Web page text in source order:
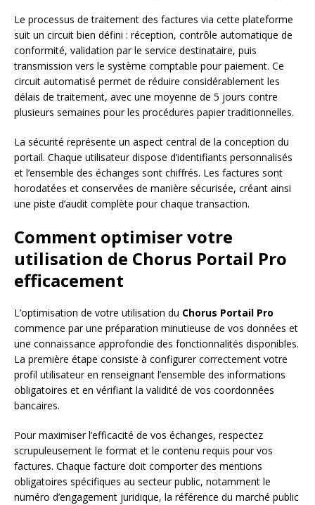
Le processus de traitement des factures via cette plateforme
suit un circuit bien défini : réception, contrôle automatique de
conformité, validation par le service destinataire, puis
transmission vers le système comptable pour paiement. Ce
circuit automatisé permet de réduire considérablement les
délais de traitement, avec une moyenne de 5 jours contre
plusieurs semaines pour les procédures papier traditionnelles.
La sécurité représente un aspect central de la conception du
portail. Chaque utilisateur dispose d’identifiants personnalisés
et l’ensemble des échanges sont chiffrés. Les factures sont
horodatées et conservées de manière sécurisée, créant ainsi
une piste d’audit complète pour chaque transaction.
Comment optimiser votre
utilisation de Chorus Portail Pro
efficacement
L’optimisation de votre utilisation du Chorus Portail Pro
commence par une préparation minutieuse de vos données et
une connaissance approfondie des fonctionnalités disponibles.
La première étape consiste à configurer correctement votre
profil utilisateur en renseignant l’ensemble des informations
obligatoires et en vérifiant la validité de vos coordonnées
bancaires.
Pour maximiser l’efficacité de vos échanges, respectez
scrupuleusement le format et le contenu requis pour vos
factures. Chaque facture doit comporter des mentions
obligatoires spécifiques au secteur public, notamment le
numéro d’engagement juridique, la référence du marché public